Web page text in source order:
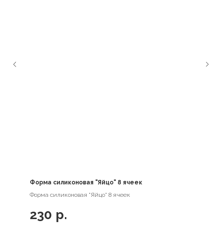
Форма силиконовая "Яйцо" 8 ячеек
Форма силиконовая "Яйцо" 8 ячеек
230 р.